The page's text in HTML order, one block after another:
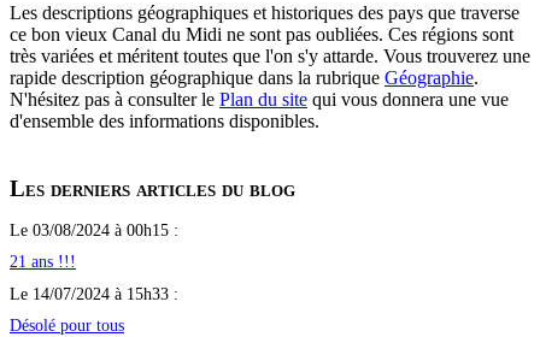
Les descriptions géographiques et historiques des pays que traverse
ce bon vieux Canal du Midi ne sont pas oubliées. Ces régions sont
très variées et méritent toutes que l'on s'y attarde. Vous trouverez une
rapide description géographique dans la rubrique Géographie.
N'hésitez pas à consulter le Plan du site qui vous donnera une vue
d'ensemble des informations disponibles.
Les derniers articles du blog
Le 03/08/2024 à 00h15 :
21 ans !!!
Le 14/07/2024 à 15h33 :
Désolé pour tous